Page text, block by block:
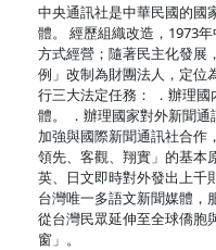
中央通訊社是中華民國的國
體。 經歷組織改造，1973
方式經營；隨著民主化發展
例」改制為財團法人，定位
行三大法定任務： ．辦理
體。 ．辦理國家對外新聞通
加強與國際新聞通訊社合作
領先、客觀、翔實」的基本
英、日文即時對外發出上千
台灣唯一多語文新聞媒體，
從台灣民眾延伸至全球僑胞
窗」。